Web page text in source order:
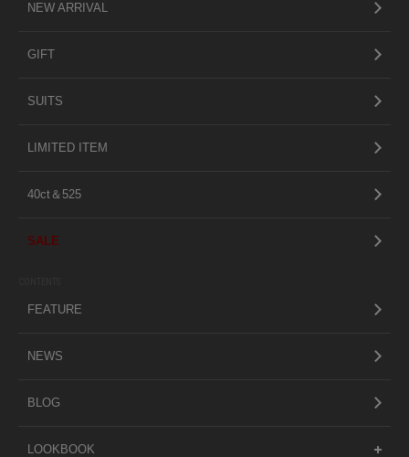
NEW ARRIVAL
GIFT
SUITS
LIMITED ITEM
40ct＆525
SALE
FEATURE
NEWS
BLOG
LOOKBOOK